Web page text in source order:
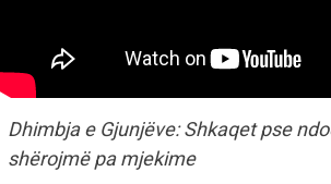
Dhimbja e Gjunjëve: Shkaqet pse
shërojmë pa mjekime